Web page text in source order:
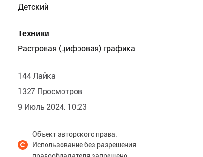
Детский
Техники
Растровая (цифровая) графика
144 Лайка
1327 Просмотров
9 Июль 2024, 10:23
Объект авторского права.
Использование без разрешения